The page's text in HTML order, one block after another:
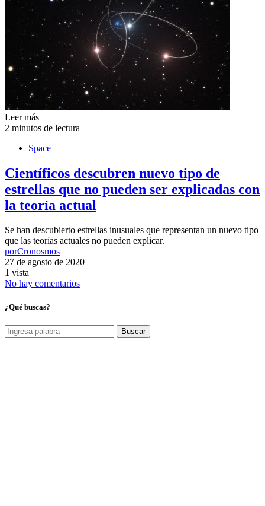
Leer más
2 minutos de lectura
Space
Científicos descubren nuevo tipo de
estrellas que no pueden ser explicadas con
la teoría actual
Se han descubierto estrellas inusuales que representan un nuevo tipo
que las teorías actuales no pueden explicar.
porCronosmos
27 de agosto de 2020
1 vista
No hay comentarios
¿Qué buscas?
Buscar